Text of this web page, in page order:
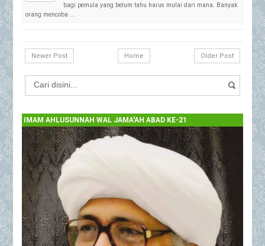
bagi pemula yang belum tahu harus mulai dari mana. Banyak
orang mencoba ...
Newer Post Older Post
Home
IMAM AHLUSUNNAH WAL JAMA'AH ABAD KE-21